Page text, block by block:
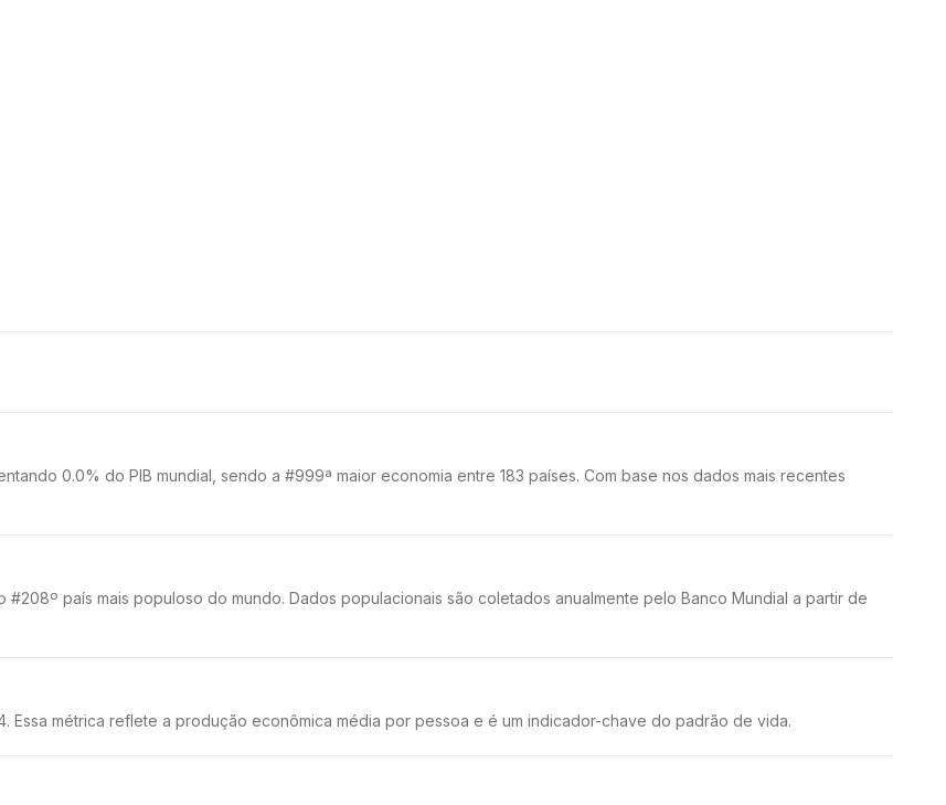
0.0% do PIB mundial, sendo a #999ª maior economia entre 183 países. Com base nos dados mais recentes
país mais populoso do mundo. Dados populacionais são coletados anualmente pelo Banco Mundial a partir de
Essa métrica reflete a produção econômica média por pessoa e é um indicador-chave do padrão de vida.